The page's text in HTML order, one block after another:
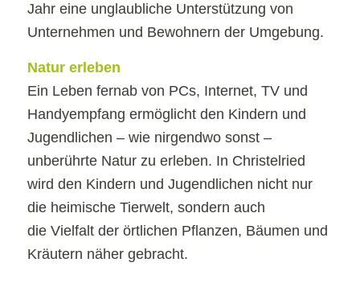
Jahr eine unglaubliche Unterstützung von
Unternehmen und Bewohnern der Umgebung.
Natur erleben
Ein Leben fernab von PCs, Internet, TV und
Handyempfang ermöglicht den Kindern und
Jugendlichen – wie nirgendwo sonst –
unberührte Natur zu erleben. In Christelried
wird den Kindern und Jugendlichen nicht nur
die heimische Tierwelt, sondern auch
die Vielfalt der örtlichen Pflanzen, Bäumen und
Kräutern näher gebracht.